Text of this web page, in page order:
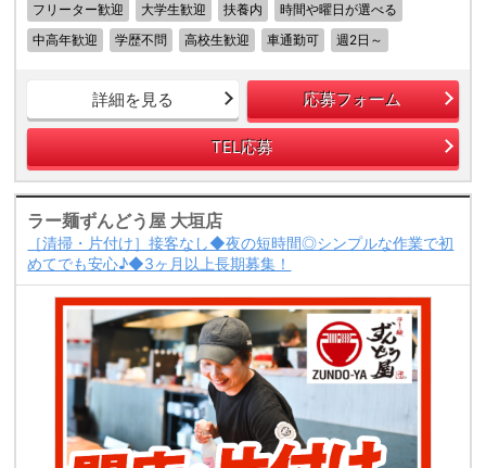
フリーター歓迎
大学生歓迎 扶養内
時間や曜日が選べる
中高年歓迎
学歴不問 高校生歓迎 車通勤可 週2日～
詳細を見る 応募フォーム
TEL応募
ラー麺ずんどう屋 大垣店
［清掃・片付け］接客なし◆夜の短時間◎シンプルな作業で初
めてでも安心♪◆3ヶ月以上長期募集！